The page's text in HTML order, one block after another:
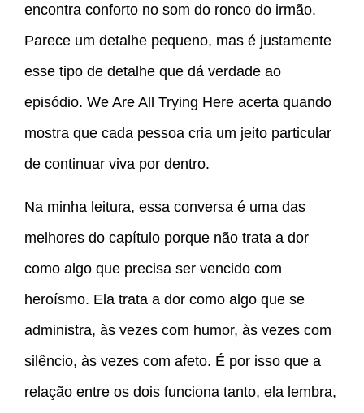
encontra conforto no som do ronco do irmão.
Parece um detalhe pequeno, mas é justamente
esse tipo de detalhe que dá verdade ao
episódio. We Are All Trying Here acerta quando
mostra que cada pessoa cria um jeito particular
de continuar viva por dentro.
Na minha leitura, essa conversa é uma das
melhores do capítulo porque não trata a dor
como algo que precisa ser vencido com
heroísmo. Ela trata a dor como algo que se
administra, às vezes com humor, às vezes com
silêncio, às vezes com afeto. É por isso que a
relação entre os dois funciona tanto, ela lembra,